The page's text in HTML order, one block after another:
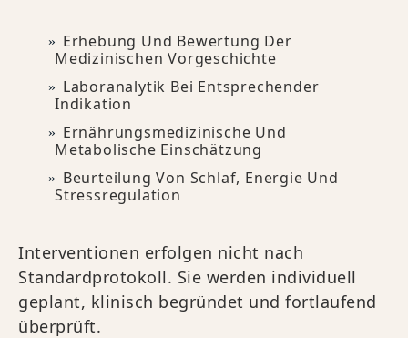
Erhebung Und Bewertung Der
Medizinischen Vorgeschichte
Laboranalytik Bei Entsprechender
Indikation
Ernährungsmedizinische Und
Metabolische Einschätzung
Beurteilung Von Schlaf, Energie Und
Stressregulation
Interventionen erfolgen nicht nach
Standardprotokoll. Sie werden individuell
geplant, klinisch begründet und fortlaufend
überprüft.